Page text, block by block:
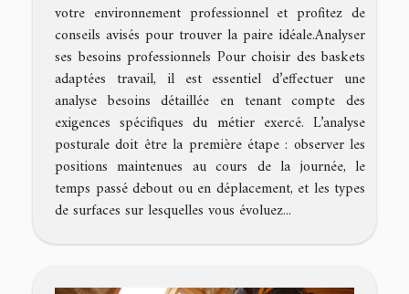
votre environnement professionnel et profitez de
conseils avisés pour trouver la paire idéale.Analyser
ses besoins professionnels Pour choisir des baskets
adaptées travail, il est essentiel d’effectuer une
analyse besoins détaillée en tenant compte des
exigences spécifiques du métier exercé. L’analyse
posturale doit être la première étape : observer les
positions maintenues au cours de la journée, le
temps passé debout ou en déplacement, et les types
de surfaces sur lesquelles vous évoluez...